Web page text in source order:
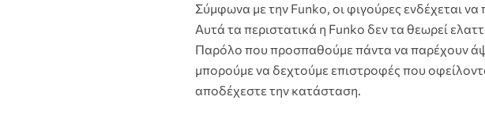
Σύμφωνα με την Funko, οι φιγούρες ενδέχεται
Αυτά τα περιστατικά η Funko δεν τα θεωρεί
Παρόλο που προσπαθούμε πάντα να παρέχουν
μπορούμε να δεχτούμε επιστροφές που
αποδέχεστε την κατάσταση.